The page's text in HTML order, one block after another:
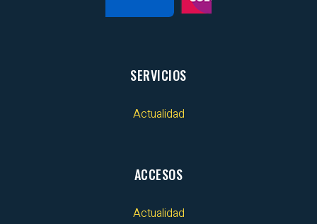
SERVICIOS
Actualidad
ACCESOS
Actualidad